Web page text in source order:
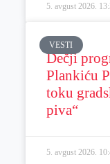
5. avgust 2026.
VESTI
Dečji
Plankiću
toku
piva“
5. avgust 2026.